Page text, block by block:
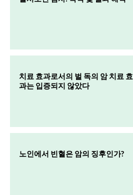
치료 효과로서의 벌 독의 암 치료 효
과는 입증되지 않았다
노인에서 빈혈은 암의 징후인가?